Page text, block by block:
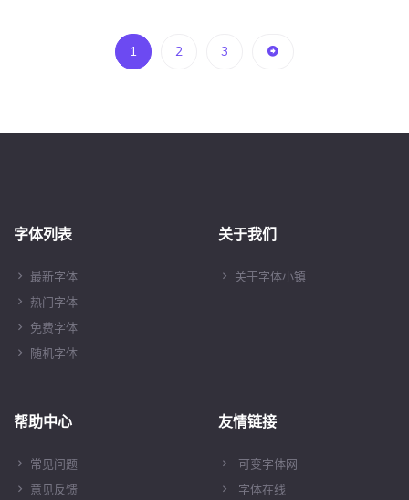
1 2 3
字体列表
最新字体
热门字体
免费字体
随机字体
关于我们
关于字体小镇
帮助中心
常见问题
意见反馈
友情链接
可变字体网
字体在线